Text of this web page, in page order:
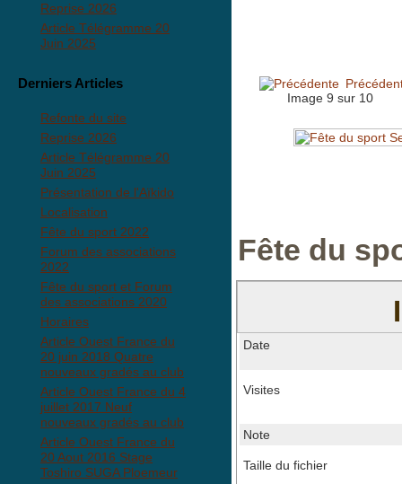
Reprise 2026
Article Télégramme 20
Juin 2025
Derniers Articles
Refonte du site
Reprise 2026
Article Télégramme 20
Juin 2025
Présentation de l'Aïkido
Localisation
Fête du sport 2022
Forum des associations
2022
Fête du sport et Forum
des associations 2020
Horaires
Article Ouest France du
20 juin 2018 Quatre
nouveaux gradés au club
Article Ouest France du 4
juillet 2017 Neuf
nouveaux gradés au club
Article Ouest France du
20 Aout 2016 Stage
Toshiro SUGA Ploemeur
Image 9 sur 10
Fête du
Date
Visites
Note
Taille du fichier